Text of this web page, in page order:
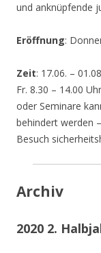
und anknüpfende
Eröffnung:
Zeit: 17.06. –
Fr. 8.30 – 14.00
oder Seminare
behindert werden
Besuch
Archiv
2020 2.